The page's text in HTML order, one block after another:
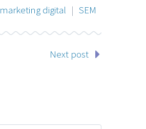
marketing digital | SEM
Next post